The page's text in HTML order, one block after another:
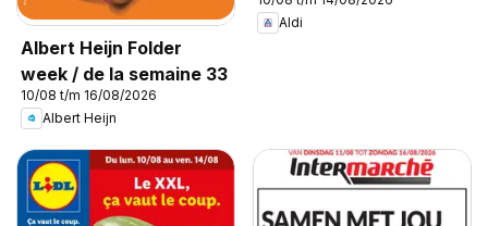
Albert Heijn Folder
week / de la semaine 33
10/08 t/m 16/08/2026
Albert Heijn
Aldi